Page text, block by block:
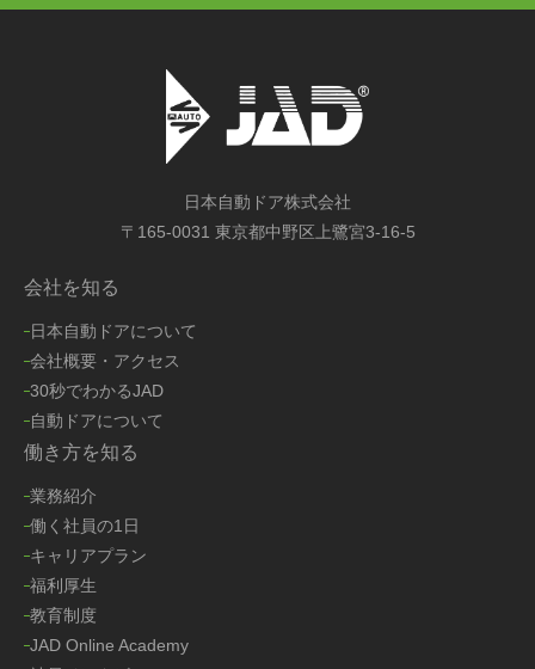
日本自動ドア株式会社
〒165-0031 東京都中野区上鷺宮3-16-5
会社を知る
日本自動ドアについて
会社概要・アクセス
30秒でわかるJAD
自動ドアについて
働き方を知る
業務紹介
働く社員の1日
キャリアプラン
福利厚生
教育制度
JAD Online Academy